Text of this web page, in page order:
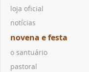
loja oficial
notícias
novena e festa
o santuário
pastoral